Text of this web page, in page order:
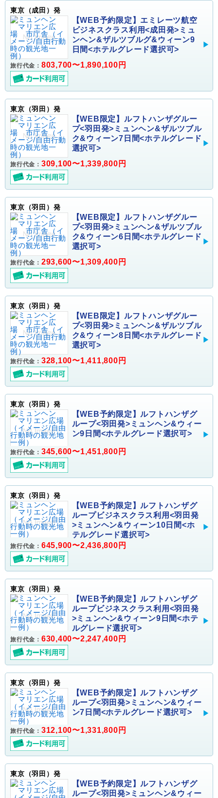
東京（成田）発
【WEB予約限定】エミレーツ航空
ビジネスクラス利用<成田発>ミュ
ンヘン&ザルツブルグ&ウィーン9
日間<ホテルグレード選択可>
旅行代金： 803,700〜1,890,100円
東京（羽田）発
【WEB限定】ルフトハンザグルー
プ<羽田発>ミュンヘン&ザルツブル
ク&ウィーン7日間<ホテルグレード
選択可>
旅行代金： 309,100〜1,339,800円
東京（羽田）発
【WEB限定】ルフトハンザグルー
プ<羽田発>ミュンヘン&ザルツブル
ク&ウィーン6日間<ホテルグレード
選択可>
旅行代金： 293,600〜1,309,400円
東京（羽田）発
【WEB限定】ルフトハンザグルー
プ<羽田発>ミュンヘン&ザルツブル
ク&ウィーン8日間<ホテルグレード
選択可>
旅行代金： 328,100〜1,411,800円
東京（羽田）発
【WEB予約限定】ルフトハンザグ
ループ<羽田発>ミュンヘン&ウィー
ン9日間<ホテルグレード選択可>
旅行代金： 345,600〜1,451,800円
東京（羽田）発
【WEB予約限定】ルフトハンザグ
ループビジネスクラス利用<羽田発
>ミュンヘン&ウィーン10日間<ホ
テルグレード選択可>
旅行代金： 645,900〜2,436,800円
東京（羽田）発
【WEB予約限定】ルフトハンザグ
ループビジネスクラス利用<羽田発
>ミュンヘン&ウィーン9日間<ホテ
ルグレード選択可>
旅行代金： 630,400〜2,247,400円
東京（羽田）発
【WEB予約限定】ルフトハンザグ
ループ<羽田発>ミュンヘン&ウィー
ン7日間<ホテルグレード選択可>
旅行代金： 312,100〜1,331,800円
東京（羽田）発
【WEB予約限定】ルフトハンザグ
ループ<羽田発>ミュンヘン&ウィー